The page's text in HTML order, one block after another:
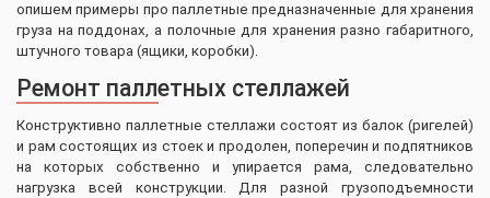
опишем примеры про паллетные предназначенные для хранения
груза на поддонах, а полочные для хранения разно габаритного,
штучного товара (ящики, коробки).
Ремонт паллетных стеллажей
Конструктивно паллетные стеллажи состоят из балок (ригелей)
и рам состоящих из стоек и продолен, поперечин и подпятников
на которых собственно и упирается рама, следовательно
нагрузка всей конструкции. Для разной грузоподъемности